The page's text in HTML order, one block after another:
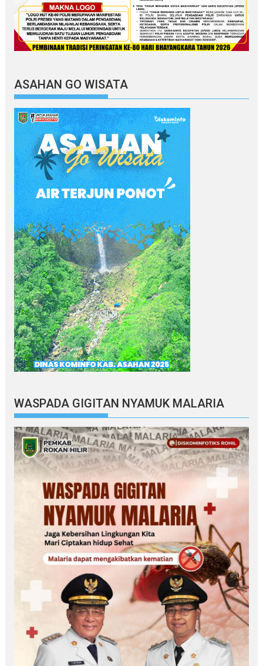
ASAHAN GO WISATA
WASPADA GIGITAN NYAMUK MALARIA